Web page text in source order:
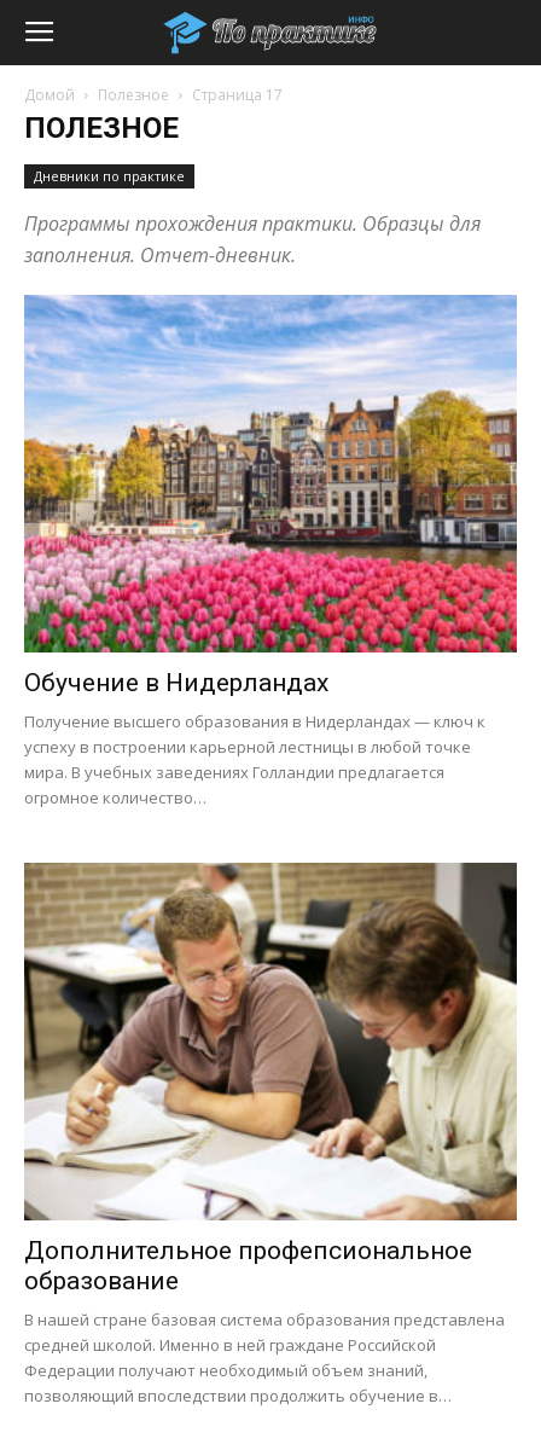
Домой Полезное Страница 17
ПОЛЕЗНОЕ
Дневники по практике
Программы прохождения практики. Образцы для
заполнения. Отчет-дневник.
Обучение в Нидерландах
Получение высшего образования в Нидерландах — ключ к
успеху в построении карьерной лестницы в любой точке
мира. В учебных заведениях Голландии предлагается
огромное количество…
Дополнительное профепсиональное
образование
В нашей стране базовая система образования представлена
средней школой. Именно в ней граждане Российской
Федерации получают необходимый объем знаний,
позволяющий впоследствии продолжить обучение в…